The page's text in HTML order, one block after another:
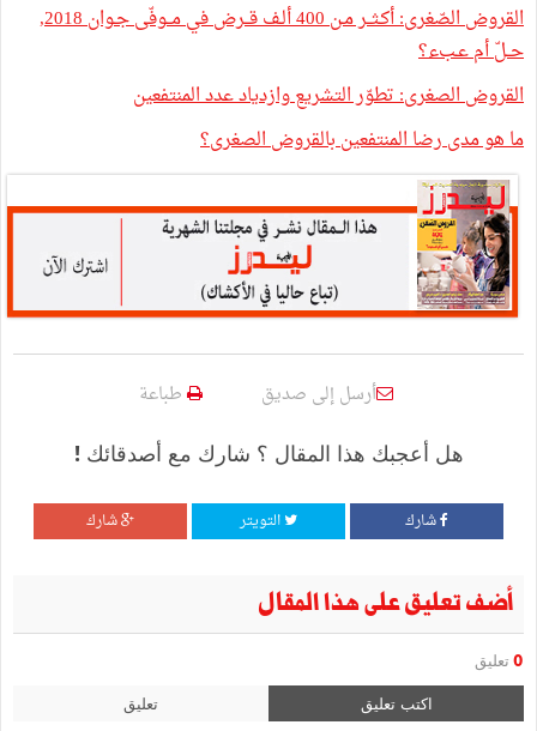
القروض الصّغرى: أكـثــر مـن 400 ألـف قــرض في مــوفّى جـوان 2018,
حــلّ أم عـبء؟
القروض الصغرى: تطوّر التشريع وازدياد عدد المنتفعين
ما هو مدى رضا المنتفعين بالقروض الصغرى؟
أرسل إلى صديق طباعة
هل أعجبك هذا المقال ؟ شارك مع أصدقائك !
شارك التويتر شارك
أضف تعليق على هذا المقال
0 تعليق
اكتب تعليق تعليق